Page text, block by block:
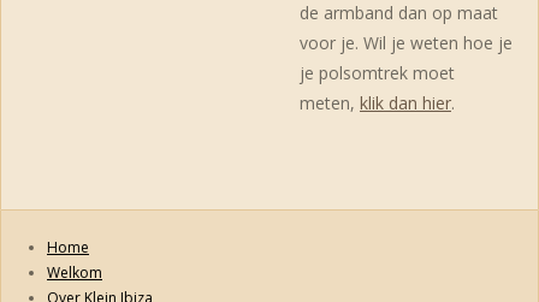
de armband dan op maat
voor je. Wil je weten hoe je
je polsomtrek moet
meten, klik dan hier.
Home
Welkom